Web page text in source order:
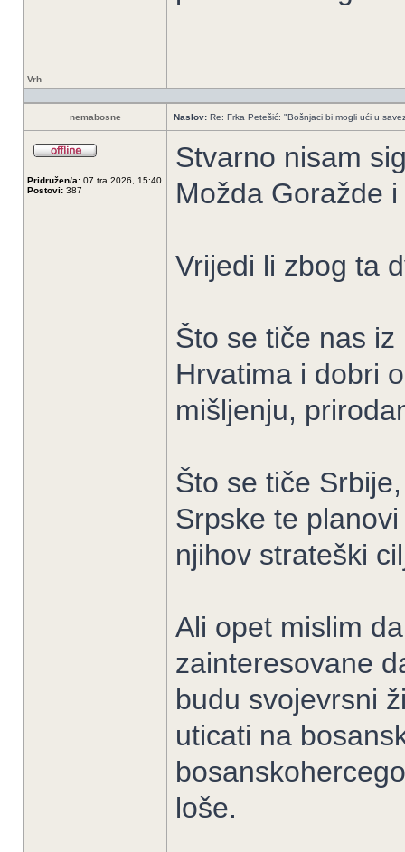
Vrh
nemabosne Naslov: Re: Frka Petešić: "Bošnjaci bi mogli ući u
Pridružen/a: 07 tra 2026, 15:40
Postovi: 387
Stvarno nisam
Možda Goražde
Vrijedi li zbog ta
Što se tiče nas
Hrvatima i dobri
mišljenju,
Što se tiče
Srpske te
njihov strateški
Ali opet mislim
zainteresovane
budu svojevrsni
uticati na
loše.